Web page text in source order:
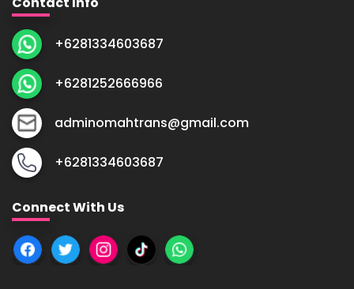
+6281334603687
+6281252666966
adminomahtrans@gmail.com
+6281334603687
Connect With Us